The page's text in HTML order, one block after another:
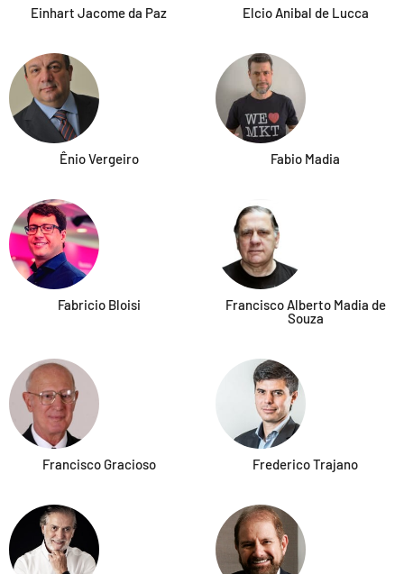
Einhart Jacome da Paz Elcio Anibal de Lucca
Ênio Vergeiro Fabio Madia
Fabricio Bloisi
Francisco Alberto Madia de
Souza​
Francisco Gracioso Frederico Trajano